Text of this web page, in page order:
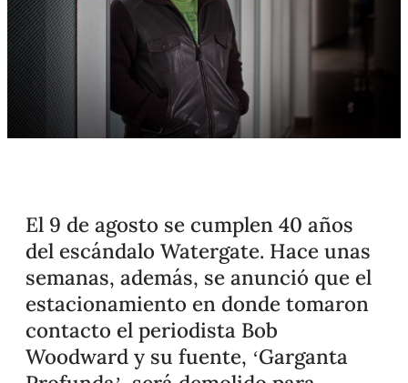
El 9 de agosto se cumplen 40 años
del escándalo Watergate. Hace unas
semanas, además, se anunció que el
estacionamiento en donde tomaron
contacto el periodista Bob
Woodward y su fuente, ‘Garganta